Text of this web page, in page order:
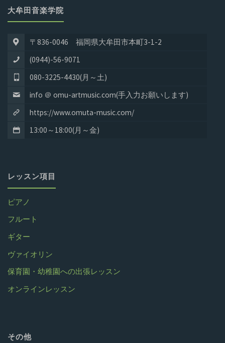
大牟田音楽学院
〒836-0046 福岡県大牟田市本町3-1-2
(0944)-56-9071
080-3225-4430(月～土)
info ＠ omu-artmusic.com(手入力お願いします)
https://www.omuta-music.com/
13:00～18:00(月～金)
レッスン項目
ピアノ
フルート
ギター
ヴァイオリン
保育園・幼稚園への出張レッスン
オンラインレッスン
その他